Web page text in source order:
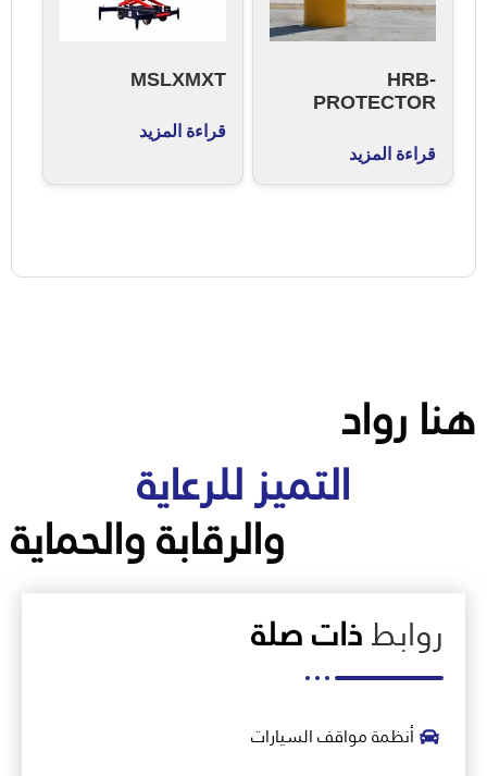
HRB-
PROTECTOR
قراءة المزيد
MSLXMXT
قراءة المزيد
هنا رواد
التميز للرعاية
والرقابة والحماية
روابطذات صلة
أنظمة مواقف السيارات